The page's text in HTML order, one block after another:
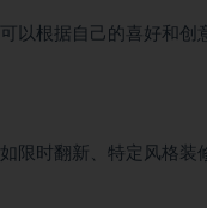
以根据自己的喜好和
限时翻新、特定风格